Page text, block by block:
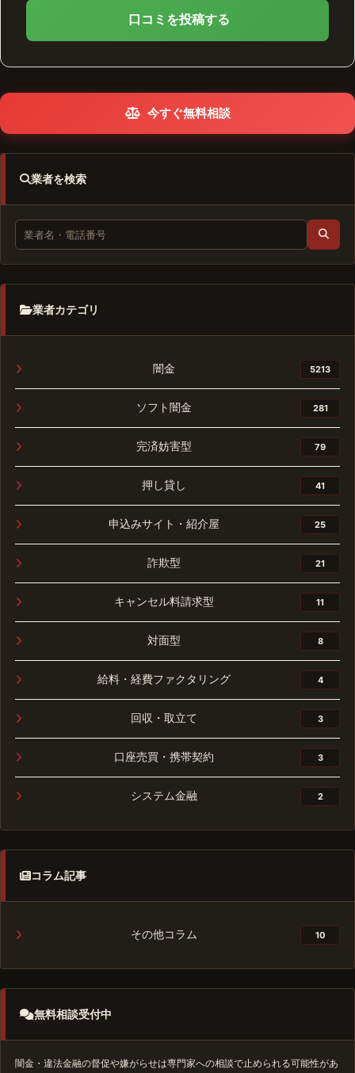
口コミを投稿する
今すぐ無料相談
業者を検索
業者カテゴリ
闇金 5213
ソフト闇金 281
完済妨害型 79
押し貸し 41
申込みサイト・紹介屋 25
詐欺型 21
キャンセル料請求型 11
対面型 8
給料・経費ファクタリング 4
回収・取立て 3
口座売買・携帯契約 3
システム金融 2
コラム記事
その他コラム 10
無料相談受付中
闇金・違法金融の督促や嫌がらせは専門家への相談で止められる可能性があ